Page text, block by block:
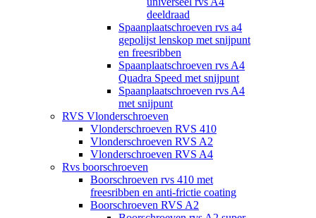
deeldraad
Spaanplaatschroeven rvs a4
gepolijst lenskop met snijpunt
en freesribben
Spaanplaatschroeven rvs A4
Quadra Speed met snijpunt
Spaanplaatschroeven rvs A4
met snijpunt
RVS Vlonderschroeven
Vlonderschroeven RVS 410
Vlonderschroeven RVS A2
Vlonderschroeven RVS A4
Rvs boorschroeven
Boorschroeven rvs 410 met
freesribben en anti-frictie coating
Boorschroeven RVS A2